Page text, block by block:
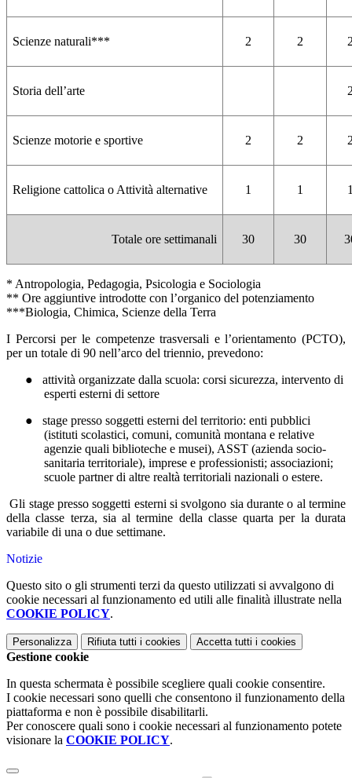
Scienze naturali*** 2 2
Storia dell’arte
Scienze motorie e sportive 2 2
Religione cattolica o Attività alternative 1 1
Totale ore settimanali 30 30
* Antropologia, Pedagogia, Psicologia e Sociologia
** Ore aggiuntive introdotte con l’organico del potenziamento
***Biologia, Chimica, Scienze della Terra
I Percorsi per le competenze trasversali e l’orientamento (PCTO),
per un totale di 90 nell’arco del triennio, prevedono:
●
attività organizzate dalla scuola: corsi sicurezza, intervento di
esperti esterni di settore
●
stage presso soggetti esterni del territorio: enti pubblici
(istituti scolastici, comuni, comunità montana e relative
agenzie quali biblioteche e musei), ASST (azienda socio-
sanitaria territoriale), imprese e professionisti; associazioni;
scuole partner di altre realtà territoriali nazionali o estere.
Gli stage presso soggetti esterni si svolgono sia durante o al termine
della classe terza, sia al termine della classe quarta per la durata
variabile di una o due settimane.
Notizie
Questo sito o gli strumenti terzi da questo utilizzati si avvalgono di
cookie necessari al funzionamento ed utili alle finalità illustrate nella
COOKIE POLICY.
Personalizza Rifiuta tutti i cookies Accetta tutti i cookies
Gestione cookie
In questa schermata è possibile scegliere quali cookie consentire.
I cookie necessari sono quelli che consentono il funzionamento della
piattaforma e non è possibile disabilitarli.
Per conoscere quali sono i cookie necessari al funzionamento potete
visionare la COOKIE POLICY.